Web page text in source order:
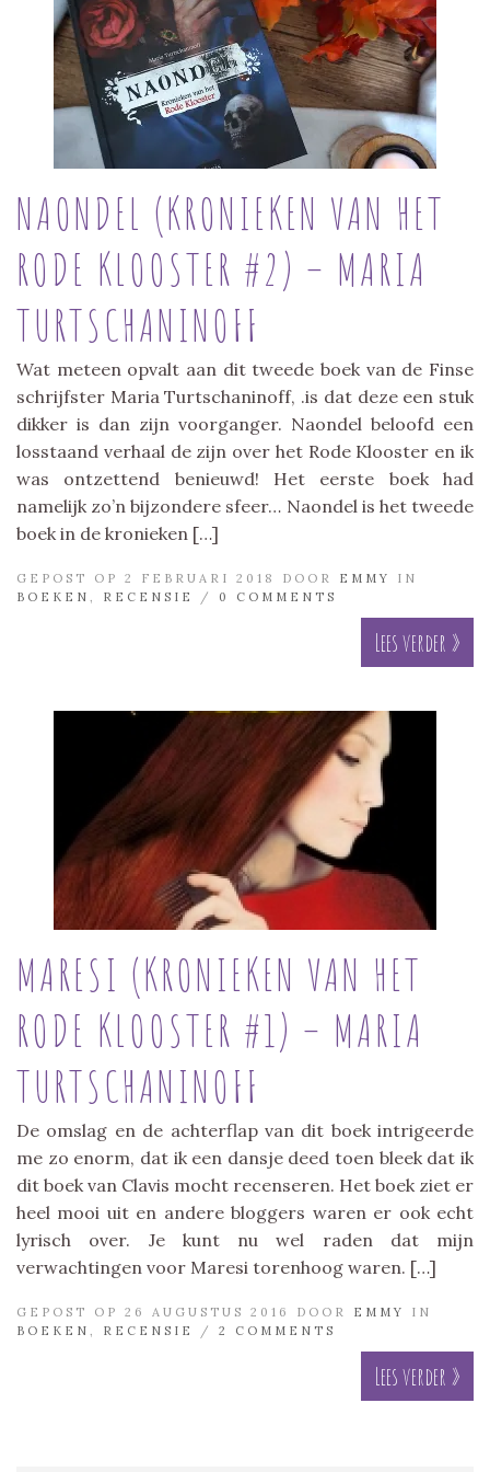
NAONDEL (KRONIEKEN VAN HET
RODE KLOOSTER #2) – MARIA
TURTSCHANINOFF
Wat meteen opvalt aan dit tweede boek van de Finse
schrijfster Maria Turtschaninoff, .is dat deze een stuk
dikker is dan zijn voorganger. Naondel beloofd een
losstaand verhaal de zijn over het Rode Klooster en ik
was ontzettend benieuwd! Het eerste boek had
namelijk zo’n bijzondere sfeer… Naondel is het tweede
boek in de kronieken […]
GEPOST OP 2 FEBRUARI 2018 DOOR EMMY
IN
BOEKEN
RECENSIE / 0 COMMENTS
Lees verder »
MARESI (KRONIEKEN VAN HET
RODE KLOOSTER #1) – MARIA
TURTSCHANINOFF
De omslag en de achterflap van dit boek intrigeerde
me zo enorm, dat ik een dansje deed toen bleek dat ik
dit boek van Clavis mocht recenseren. Het boek ziet er
heel mooi uit en andere bloggers waren er ook echt
lyrisch over. Je kunt nu wel raden dat mijn
verwachtingen voor Maresi torenhoog waren. […]
GEPOST OP 26 AUGUSTUS 2016 DOOR EMMY
IN
BOEKEN
RECENSIE / 2 COMMENTS
Lees verder »